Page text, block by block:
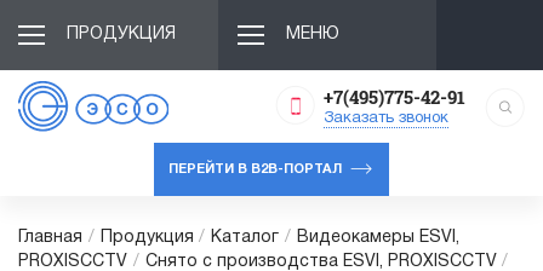
ПРОДУКЦИЯ МЕНЮ
+7(495)775-42-91
Заказать звонок
ПЕРЕЙТИ В B2B-ПОРТАЛ
Главная / Продукция / Каталог /
Видеокамеры ESVI,
PROXISCCTV / Снято с производства ESVI, PROXISCCTV /